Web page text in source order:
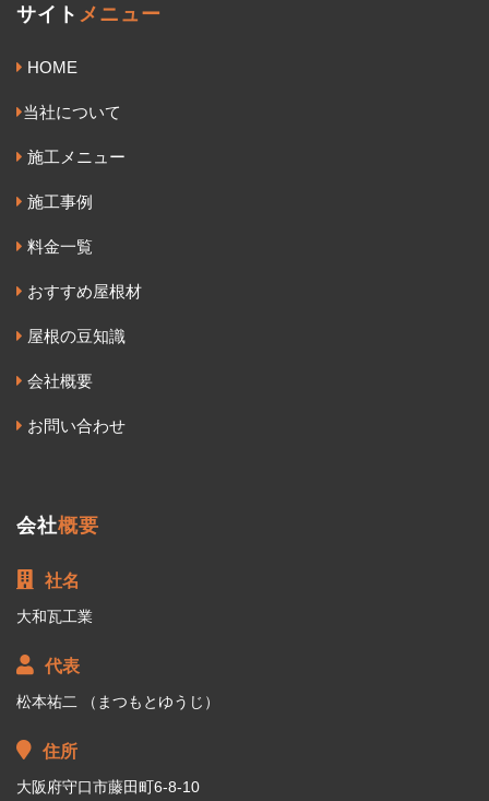
サイト メニュー
HOME
当社について
施工メニュー
施工事例
料金一覧
おすすめ屋根材
屋根の豆知識
会社概要
お問い合わせ
会社概要
社名
大和瓦工業
代表
松本祐二 （まつもとゆうじ）
住所
大阪府守口市藤田町6-8-10